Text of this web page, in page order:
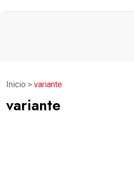
Inicio > variante
variante